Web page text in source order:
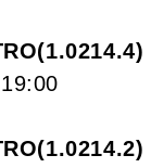
1.0214.4
1.0214.2